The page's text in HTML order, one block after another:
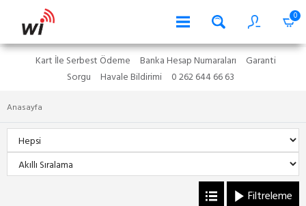
0
Kart İle Serbest Ödeme Banka Hesap Numaraları
Garanti
Sorgu
Havale Bildirimi 0 262 644 66 63
Anasayfa
Filtreleme